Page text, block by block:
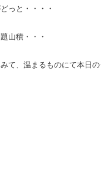
っと・・・・
山積・・・
て、温まるものにて本日